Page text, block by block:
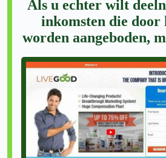
Als u echter wilt
inkomsten die
worden aangeboden,